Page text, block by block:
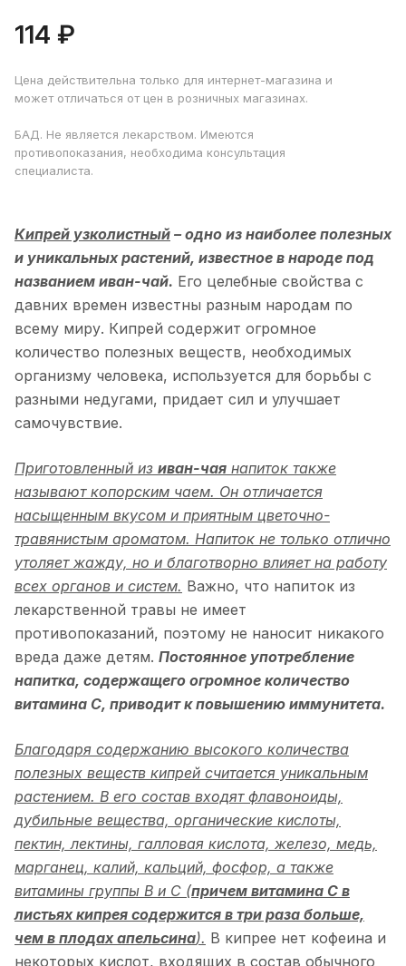
насыщенным вкусом и приятным цветочно-травянистым
и благотворно влияет на работу всех органов и
систем. Важно, что напиток из лекарственной травы не
вреда даже детям. Постоянное употребление напитка,
содержащего огромное количество витамина С,
114 ₽
Цена действительна только для интернет-магазина и
может отличаться от цен в розничных магазинах.
БАД. Не является лекарством. Имеются
противопоказания, необходима консультация
специалиста.
Кипрей узколистный – одно из наиболее полезных
и уникальных растений, известное в народе под
названием иван-чай. Его целебные свойства с
давних времен известны разным народам по
всему миру. Кипрей содержит огромное
количество полезных веществ, необходимых
организму человека, используется для борьбы с
разными недугами, придает сил и улучшает
самочувствие.
Приготовленный из иван-чая напиток также
называют копорским чаем. Он отличается
насыщенным вкусом и приятным цветочно-
травянистым ароматом. Напиток не только отлично
утоляет жажду, но и благотворно влияет на работу
всех органов и систем. Важно, что напиток из
лекарственной травы не имеет
противопоказаний, поэтому не наносит никакого
вреда даже детям. Постоянное употребление
напитка, содержащего огромное количество
витамина С, приводит к повышению иммунитета.
Благодаря содержанию высокого количества
полезных веществ кипрей считается уникальным
растением. В его состав входят флавоноиды,
дубильные вещества, органические кислоты,
пектин, лектины, галловая кислота, железо, медь,
марганец, калий, кальций, фосфор, а также
витамины группы В и С (причем витамина С в
листьях кипрея содержится в три раза больше,
чем в плодах апельсина). В кипрее нет кофеина и
некоторых кислот, входящих в состав обычного